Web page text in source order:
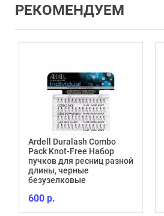
РЕКОМЕНДУЕМ
Ardell Duralash Combo
Pack Knot-Free Набор
пучков для ресниц разной
длины, черные
безузелковые
600 р.